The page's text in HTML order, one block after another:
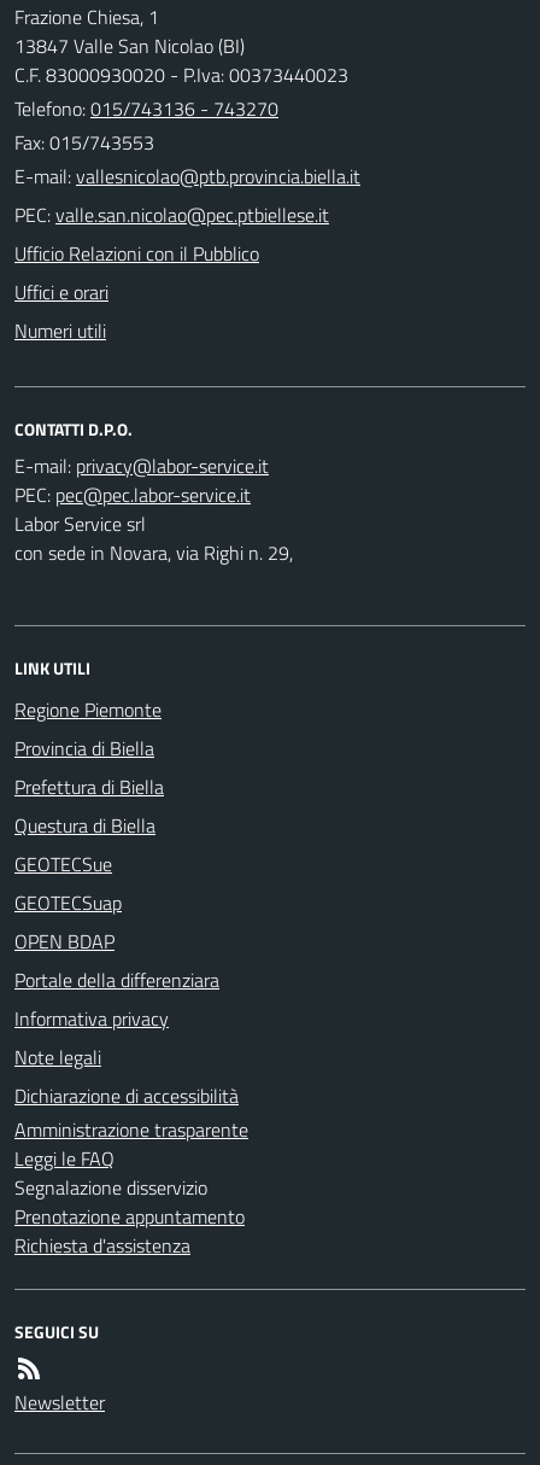
Frazione Chiesa, 1
13847 Valle San Nicolao (BI)
C.F. 83000930020 - P.Iva: 00373440023
Telefono:015/743136 - 743270
Fax: 015/743553
E-mail:
PEC:
Ufficio Relazioni con il Pubblico
Uffici e orari
Numeri utili
CONTATTI D.P.O.
E-mail:
PEC:
Labor Service srl
con sede in Novara, via Righi n. 29,
LINK UTILI
Regione Piemonte
Provincia di Biella
Prefettura di Biella
Questura di Biella
GEOTECSue
GEOTECSuap
OPEN BDAP
Portale della differenziara
Informativa privacy
Note legali
Dichiarazione di accessibilità
Amministrazione trasparente
Leggi le FAQ
Segnalazione disservizio
Prenotazione appuntamento
Richiesta d'assistenza
SEGUICI SU
Newsletter